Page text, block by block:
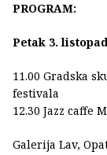
PROGRAM:
Petak 3.
11.00 Gradska
festivala
12.30 Jazz caffe
Galerija Lav,